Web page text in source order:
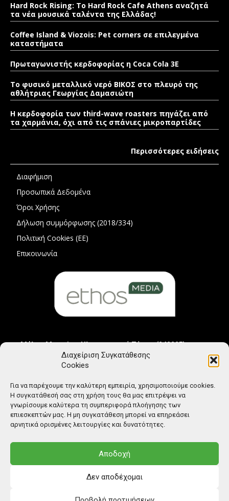
Διαχείριση Συγκατάθεσης
Cookies
Για να παρέχουμε την καλύτερη εμπειρία, χρησιμοποιούμε cookies.
Η συγκατάθεσή σας στη χρήση τους θα μας επιτρέψει να
γνωρίσουμε καλύτερα τη συμπεριφορά πλοήγησης των
επιεσκεπτών μας. Η μη συγκατάθεση μπορεί να επηρεάσει
αρνητικά ορισμένες λειτουργίες και δυνατότητες.
Αποδοχή
Δεν αποδέχομαι
Hard Rock Rising: Το Hard Rock Cafe Athens αναζητά
τα νέα μουσικά ταλέντα της Ελλάδας!
Coffee Island & Viozois: Pet corners σε επιλεγμένα
καταστήματα
Πρωταγωνιστής κερδοφορίας η Coca Cola 3E
Το φυσικό μεταλλικό νερό ΒΙΚΟΣ στο πλευρό της
αθλήτριας Γεωργίας Δαμασιώτη
Η κερδοφορία των third-wave roasters πηγάζει από
τα χαρμάνια, όχι από τις σπάνιες μικροπαρτίδες
Περισσότερες ειδήσεις
Διαφήμιση
Προσωπικά Δεδομένα
Όροι Χρήσης
Δήλωση συμμόρφωσης (2018/334)
Πολιτική Cookies (ΕΕ)
Επικοινωνία
Μέλος Μητρώου Ηλεκτρονικού Τύπου (242225)